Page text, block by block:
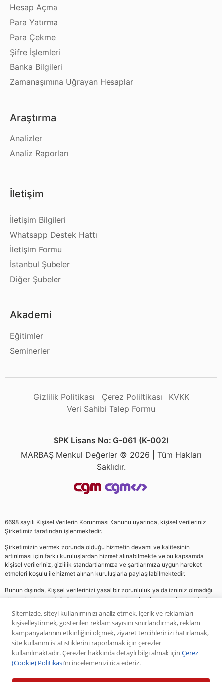
Hesap Açma
Para Yatırma
Para Çekme
Şifre İşlemleri
Banka Bilgileri
Zamanaşımına Uğrayan Hesaplar
Araştırma
Analizler
Analiz Raporları
İletişim
İletişim Bilgileri
Whatsapp Destek Hattı
İletişim Formu
İstanbul Şubeler
Diğer Şubeler
Akademi
Eğitimler
Seminerler
Gizlilik Politikası Çerez Poliltikası
KVKK
Veri Sahibi Talep Formu
SPK Lisans No: G-061 (K-002)
MARBAŞ Menkul Değerler © 2026 | Tüm Hakları
Saklıdır.
6698 sayılı Kişisel Verilerin Korunması Kanunu uyarınca, kişisel verileriniz
Şirketimiz tarafından işlenmektedir.
Şirketimizin vermek zorunda olduğu hizmetin devamı ve kalitesinin
artırılması için farklı kuruluşlardan hizmet alınabilmekte ve bu kapsamda
kişisel verileriniz, gizlilik standartlarımıza ve şartlarımıza uygun hareket
etmeleri koşulu ile hizmet alınan kuruluşlarla paylaşılabilmektedir.
Bunun dışında, Kişisel verilerinizi yasal bir zorunluluk ya da izniniz olmadığı
sürece herhangi bir üçüncü şahıs, kurum ve kuruluş ile paylaşılmamaktadır.
Web sitemizde yer alan analiz, yorum ve tavsiyeler yatırım danışmanlığı
kapsamında değildir. Bu tavsiyeler genel nitelikte olup, özel olarak sizin mali
durumunuz ile risk ve getiri tercihlerinize uygun olarak hazırlanmamıştır. Bu
nedenle, sadece burada yer alan bilgilere dayanılarak yatırım kararı verilmesi
beklentilerinize uygun sonuçlar doğurmayabilir. Yapılan tüm yorumlar
Sitemizde, siteyi kullanımınızı analiz etmek, içerik ve reklamları
kişiselleştirmek, gösterilen reklam sayısını sınırlandırmak, reklam
kampanyalarının etkinliğini ölçmek, ziyaret tercihlerinizi hatırlamak,
site kullanım istatistiklerini raporlamak için çerezler
kullanılmaktadır. Çerezler hakkında detaylı bilgi almak için Çerez
(Cookie) Politikası’nı incelemenizi rica ederiz.